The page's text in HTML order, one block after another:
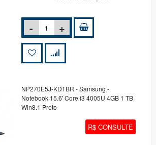
NP270E5J-KD1BR - Samsung -
Notebook 15.6' Core i3 4005U 4GB 1 TB
Win8.1 Preto
R$ CONSULTE